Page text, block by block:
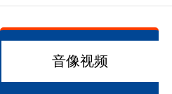
音像视频